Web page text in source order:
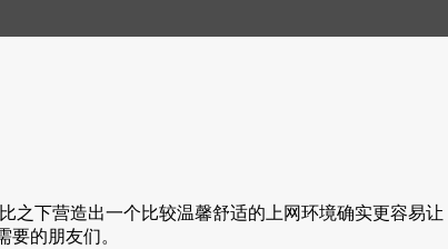
下营造出一个比较温馨舒适的上网环境确实更容易让
的朋友们。